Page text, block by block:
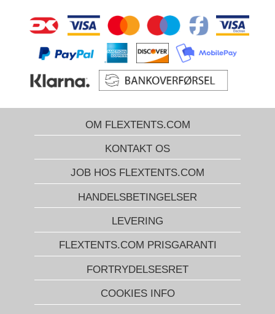
flagene trykt. Alle vores forskellige brandingprodukter er i højeste
kvalitet og med holdbart digitaltryk.
OM FLEXTENTS.COM
KONTAKT OS
JOB HOS FLEXTENTS.COM
HANDELSBETINGELSER
LEVERING
FLEXTENTS.COM PRISGARANTI
FORTRYDELSESRET
COOKIES INFO